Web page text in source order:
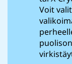
Voit